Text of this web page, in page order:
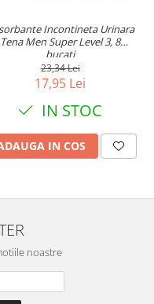
Incontineta Urinara
Tena Men Super Level 3, 8
bucati
23,34 Lei
17,95 Lei
IN STOC
IN COS
noastre